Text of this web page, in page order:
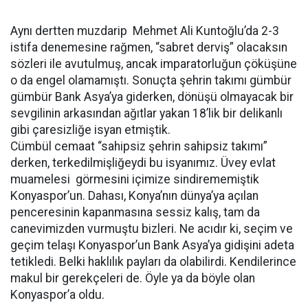
Aynı dertten muzdarip Mehmet Ali Kuntoğlu’da 2-3
istifa denemesine rağmen, “sabret derviş” olacaksın
sözleri ile avutulmuş, ancak imparatorluğun çöküşüne
o da engel olamamıştı. Sonuçta şehrin takımı gümbür
gümbür Bank Asya’ya giderken, dönüşü olmayacak bir
sevgilinin arkasından ağıtlar yakan 18’lik bir delikanlı
gibi çaresizliğe isyan etmiştik.
Cümbül cemaat “sahipsiz şehrin sahipsiz takımı”
derken, terkedilmişliğeydi bu isyanımız. Üvey evlat
muamelesi görmesini içimize sindirememiştik
Konyaspor’un. Dahası, Konya’nın dünya’ya açılan
penceresinin kapanmasına sessiz kalış, tam da
canevimizden vurmuştu bizleri. Ne acıdır ki, seçim ve
geçim telaşı Konyaspor’un Bank Asya’ya gidişini adeta
tetikledi. Belki haklılık payları da olabilirdi. Kendilerince
makul bir gerekçeleri de. Öyle ya da böyle olan
Konyaspor’a oldu.